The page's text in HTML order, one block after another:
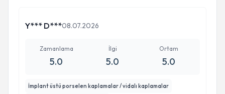
Y*** D***08.07.2026
Zamanlama
5.0
İlgi
5.0
Ortam
5.0
İmplant üstü porselen kaplamalar / vidalı kaplamalar